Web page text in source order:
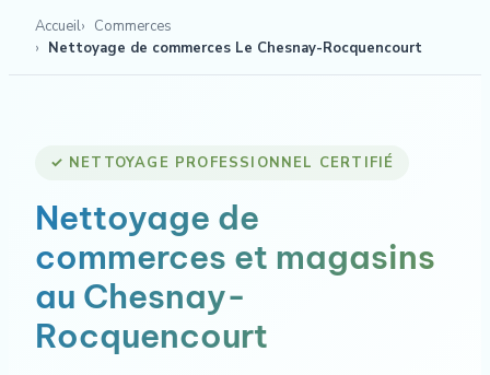
Accueil
Commerces
Nettoyage de commerces Le Chesnay-Rocquencourt
✓ NETTOYAGE PROFESSIONNEL CERTIFIÉ
Nettoyage de
commerces et magasins
au Chesnay-
Rocquencourt